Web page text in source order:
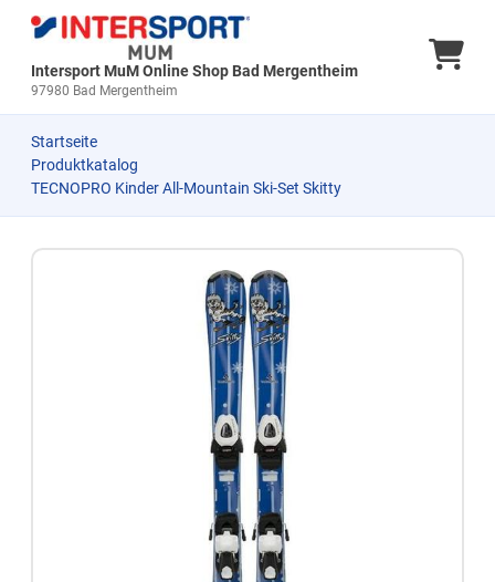
Intersport MuM Online Shop Bad Mergentheim
97980 Bad Mergentheim
Startseite
Produktkatalog
TECNOPRO Kinder All-Mountain Ski-Set Skitty